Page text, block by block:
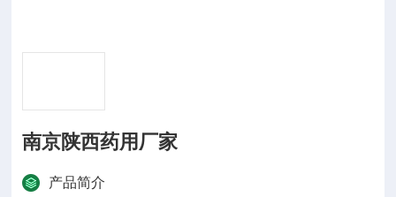
南京陕西药用厂家
产品简介